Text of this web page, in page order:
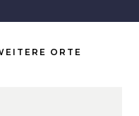
ORTE